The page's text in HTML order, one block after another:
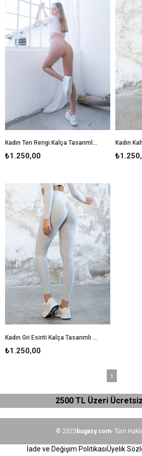
Kadın Ten Rengi Kalça Tasarımlı Tayt
₺1.250,00
Kadın Gri Esinti Kalça Tasarımlı Tayt
₺1.250,00
1
2500 TL Üzeri
© 2023 bugasy.com- Tüm
İade ve Değişim PolitikasıÜyelik